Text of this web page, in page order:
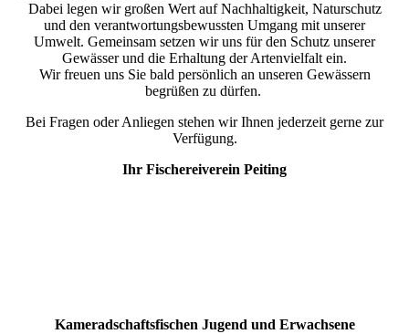
Dabei legen wir großen Wert auf Nachhaltigkeit, Naturschutz
und den verantwortungsbewussten Umgang mit unserer
Umwelt. Gemeinsam setzen wir uns für den Schutz unserer
Gewässer und die Erhaltung der Artenvielfalt ein.
Wir freuen uns Sie bald persönlich an unseren Gewässern
begrüßen zu dürfen.
Bei Fragen oder Anliegen stehen wir Ihnen jederzeit gerne zur
Verfügung.
Ihr Fischereiverein Peiting
Kameradschaftsfischen Jugend und Erwachsene